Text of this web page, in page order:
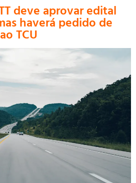
deve aprovar edital
haverá pedido de
TCU